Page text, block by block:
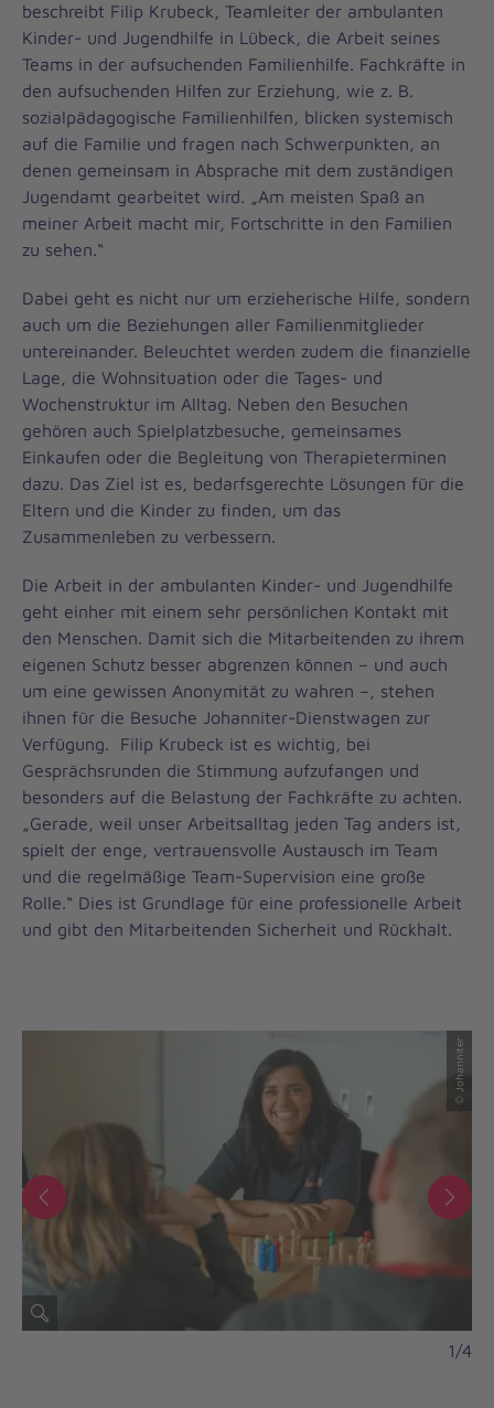
beschreibt Filip Krubeck, Teamleiter der ambulanten
Kinder- und Jugendhilfe in Lübeck, die Arbeit seines
Teams in der aufsuchenden Familienhilfe. Fachkräfte in
den aufsuchenden Hilfen zur Erziehung, wie z. B.
sozialpädagogische Familienhilfen, blicken systemisch
auf die Familie und fragen nach Schwerpunkten, an
denen gemeinsam in Absprache mit dem zuständigen
Jugendamt gearbeitet wird. „Am meisten Spaß an
meiner Arbeit macht mir, Fortschritte in den Familien
zu sehen.“
Dabei geht es nicht nur um erzieherische Hilfe, sondern
auch um die Beziehungen aller Familienmitglieder
untereinander. Beleuchtet werden zudem die finanzielle
Lage, die Wohnsituation oder die Tages- und
Wochenstruktur im Alltag. Neben den Besuchen
gehören auch Spielplatzbesuche, gemeinsames
Einkaufen oder die Begleitung von Therapieterminen
dazu. Das Ziel ist es, bedarfsgerechte Lösungen für die
Eltern und die Kinder zu finden, um das
Zusammenleben zu verbessern.
Die Arbeit in der ambulanten Kinder- und Jugendhilfe
geht einher mit einem sehr persönlichen Kontakt mit
den Menschen. Damit sich die Mitarbeitenden zu ihrem
eigenen Schutz besser abgrenzen können – und auch
um eine gewissen Anonymität zu wahren –, stehen
ihnen für die Besuche Johanniter-Dienstwagen zur
Verfügung. Filip Krubeck ist es wichtig, bei
Gesprächsrunden die Stimmung aufzufangen und
besonders auf die Belastung der Fachkräfte zu achten.
„Gerade, weil unser Arbeitsalltag jeden Tag anders ist,
spielt der enge, vertrauensvolle Austausch im Team
und die regelmäßige Team-Supervision eine große
Rolle.“ Dies ist Grundlage für eine professionelle Arbeit
und gibt den Mitarbeitenden Sicherheit und Rückhalt.
© Johanniter
1/4